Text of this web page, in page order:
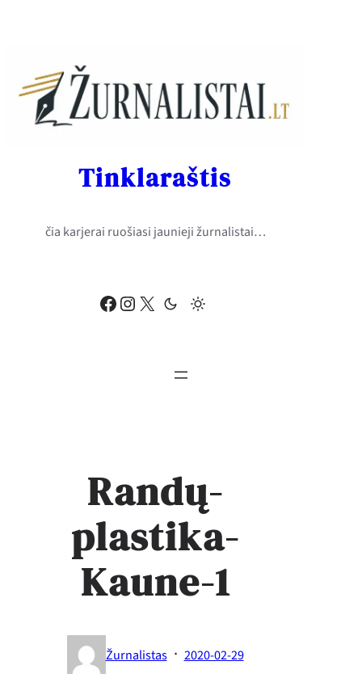
Facebook Instagram X
Tinklaraštis
čia karjerai ruošiasi jaunieji žurnalistai…
Randų-
plastika-
Kaune-1
Žurnalistas · 2020-02-29